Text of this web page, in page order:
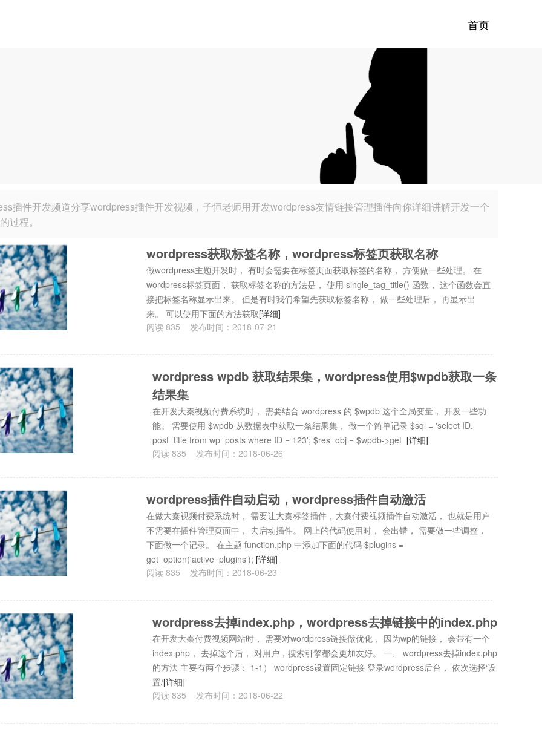
首页
插件开发频道分享wordpress插件开发视频，子恒老师用开发wordpress友情链接管理插件向你详细讲解开发一个
过程。
wordpress获取标签名称，wordpress标签页获取名称
做wordpress主题开发时， 有时会需要在标签页面获取标签的名称， 方便做一些处理。 在
wordpress标签页面， 获取标签名称的方法是， 使用 single_tag_title() 函数， 这个函数会直
接把标签名称显示出来。 但是有时我们希望先获取标签名称， 做一些处理后， 再显示出
来。 可以使用下面的方法获取[详细]
阅读835 发布时间：2018-07-21
wordpress wpdb 获取结果集，wordpress使用$wpdb获取一条
结果集
在开发大秦视频付费系统时， 需要结合 wordpress 的 $wpdb 这个全局变量， 开发一些功
能。 需要使用 $wpdb 从数据表中获取一条结果集， 做一个简单记录 $sql = 'select ID,
post_title from wp_posts where ID = 123'; $res_obj = $wpdb->get_ [详细]
阅读835 发布时间：2018-06-26
wordpress插件自动启动，wordpress插件自动激活
在做大秦视频付费系统时， 需要让大秦标签插件，大秦付费视频插件自动激活， 也就是用户
不需要在插件管理页面中， 去启动插件。 网上的代码使用时， 会出错， 需要做一些调整，
下面做一个记录。 在主题 function.php 中添加下面的代码 $plugins =
get_option('active_plugins'); [详细]
阅读835 发布时间：2018-06-23
wordpress去掉index.php，wordpress去掉链接中的index.php
在开发大秦付费视频网站时， 需要对wordpress链接做优化， 因为wp的链接， 会带有一个
index.php， 去掉这个后， 对用户，搜索引擎都会更加友好。 一、 wordpress去掉index.php
的方法 主要有两个步骤： 1-1） wordpress设置固定链接 登录wordpress后台， 依次选择‘设
置/[详细]
阅读835 发布时间：2018-06-22